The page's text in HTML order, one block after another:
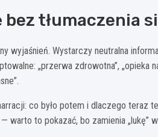
tłumaczenia
wyjaśnień. Wystarczy neutralna
„przerwa zdrowotna”, „opieka
co było potem i dlaczego teraz
warto to pokazać, bo zamienia „lukę”